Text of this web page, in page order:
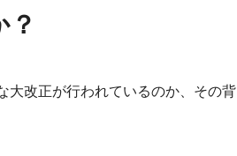
？
大改正が行われているのか、その背